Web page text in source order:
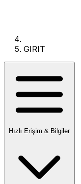
GIRIT
Hızlı Erişim & Bilgiler